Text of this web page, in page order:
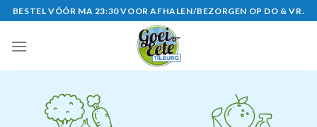
Skip
to
content
BESTEL VÓÓR MA 23:30 VOOR AFHALEN/BEZORGEN OP DO & VR.